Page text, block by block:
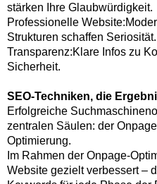
stärken Ihre Glaubwürdigkeit.
Professionelle
Strukturen schaffen Seriosität.
Transparenz:Klare Infos zu
Sicherheit.
SEO-Techniken, die
Erfolgreiche
zentralen Säulen: der
Optimierung.
Im Rahmen der Onpage-
Website gezielt verbessert –